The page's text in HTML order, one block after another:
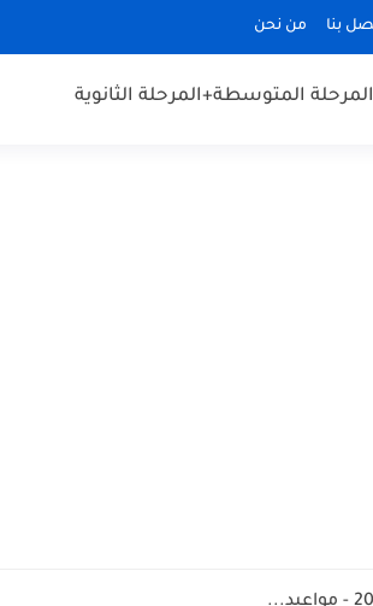
بنا من نحن
المتوسطة+المرحلة الثانوية